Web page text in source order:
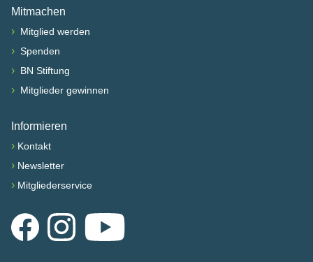
Mitmachen
› Mitglied werden
› Spenden
› BN Stiftung
› Mitglieder gewinnen
Informieren
› Kontakt
› Newsletter
› Mitgliederservice
FacebookInstagramYouTube